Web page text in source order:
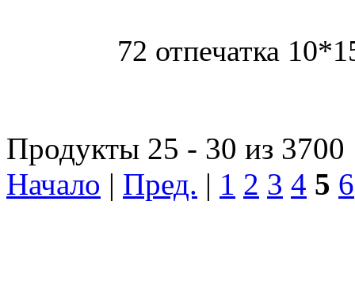
72 отпечатка
Продукты 25 - 30 из 3700
Начало | Пред. | 1 2 3 4 5 6